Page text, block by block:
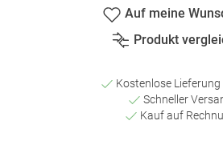
Auf meine
Produkt
Kostenlose Lieferung
Schneller
Kauf auf